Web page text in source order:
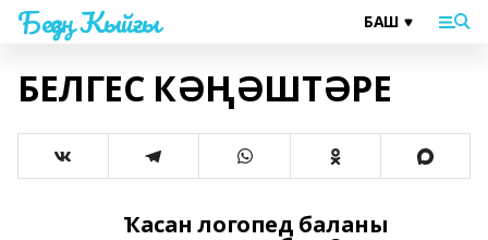
Беҙҙең Ҡыйғы
БЕЛГЕС КӘҢӘШТӘРЕ
Ҡасан логопед баланы